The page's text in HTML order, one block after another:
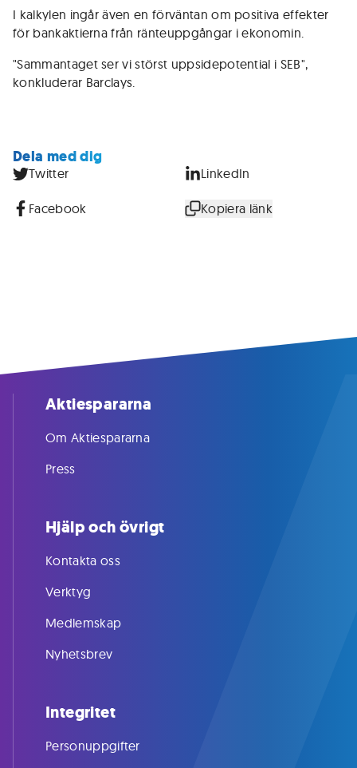
I kalkylen ingår även en förväntan om positiva effekter
för bankaktierna från ränteuppgångar i ekonomin.
"Sammantaget ser vi störst uppsidepotential i SEB",
konkluderar Barclays.
Dela med dig
Twitter LinkedIn
Facebook Kopiera länk
Aktiespararna
Om Aktiespararna
Press
Hjälp och övrigt
Kontakta oss
Verktyg
Medlemskap
Nyhetsbrev
Integritet
Personuppgifter